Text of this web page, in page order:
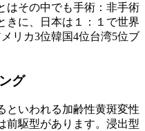
はその中でも手術：非手術
きに、日本は１：１で世界
リカ3位韓国4位台湾5位ブ
グ
いわれる加齢性黄斑変性
前駆型があります。浸出型